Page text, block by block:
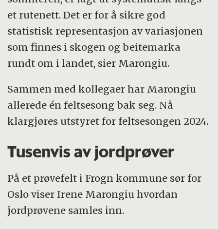
et rutenett. Det er for å sikre god
statistisk representasjon av variasjonen
som finnes i skogen og beitemarka
rundt om i landet, sier Marongiu.
Sammen med kollegaer har Marongiu
allerede én feltsesong bak seg. Nå
klargjøres utstyret for feltsesongen 2024.
Tusenvis av jordprøver
På et prøvefelt i Frogn kommune sør for
Oslo viser Irene Marongiu hvordan
jordprøvene samles inn.